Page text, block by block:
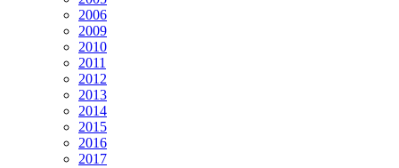
2006
2009
2010
2011
2012
2013
2014
2015
2016
2017